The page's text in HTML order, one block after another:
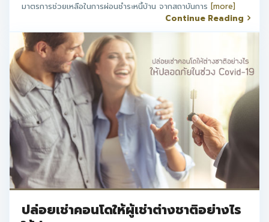
มาตรการช่วยเหลือในการผ่อนชำระหนี้บ้าน จากสถาบันการ [more]
Continue Reading
ปล่อยเช่าคอนโดให้ผู้เช่าต่างชาติอย่างไร